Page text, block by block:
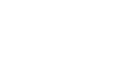
家的生活习惯有何
挑战这一题，郭靖第一次见到黄蓉请她吃
分析当今世界的最新军情动态，经典战例